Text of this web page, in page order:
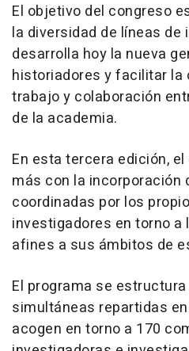
El objetivo del congreso
la diversidad de líneas de
desarrolla hoy la nueva
historiadores y facilitar la
trabajo y colaboración
de la academia.
En esta tercera edición,
más con la incorporación
coordinadas por los
investigadores en torno
afines a sus ámbitos de
El programa se
simultáneas repartidas
acogen en torno a 170